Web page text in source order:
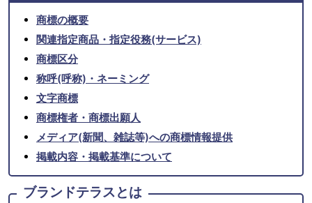
商標の概要
関連指定商品・指定役務(サービス)
商標区分
称呼(呼称)・ネーミング
文字商標
商標権者・商標出願人
メディア(新聞、雑誌等)への商標情報提供
掲載内容・掲載基準について
ブランドテラスとは